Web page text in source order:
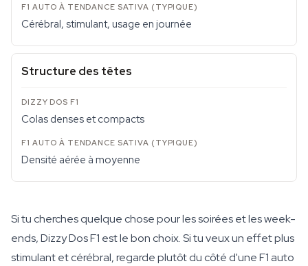
Cérébral, stimulant, usage en journée
Structure des têtes
Colas denses et compacts
Densité aérée à moyenne
Si tu cherches quelque chose pour les soirées et les week-
ends, Dizzy Dos F1 est le bon choix. Si tu veux un effet plus
stimulant et cérébral, regarde plutôt du côté d'une F1 auto